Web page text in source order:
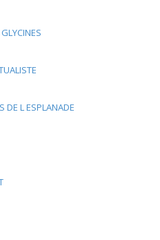
DE L ESPLANADE